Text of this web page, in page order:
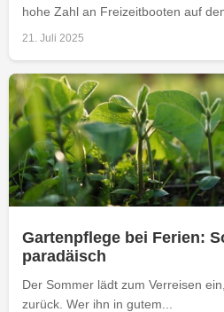
hohe Zahl an Freizeitbooten auf
21. Juli 2025
Gartenpflege bei Ferien:
paradäisch
Der Sommer lädt zum Verreisen
zurück. Wer ihn in gutem...